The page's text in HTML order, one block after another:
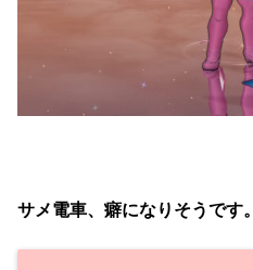
サメ電車、癖になりそうです。